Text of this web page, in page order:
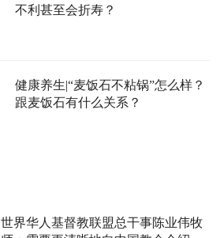
不利甚至会折寿？
健康养生|“麦饭石不粘锅”怎么样？
跟麦饭石有什么关系？
世界华人基督教联盟总干事陈业伟牧